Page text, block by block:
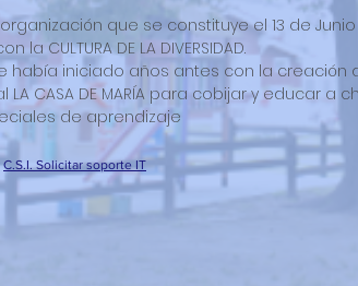
que se constituye el 13 de Junio
CULTURA DE LA DIVERSIDAD.
había iniciado años antes con la creación
LA CASA DE MARÍA para cobijar y educar a
de aprendizaje
C.S.I. Solicitar soporte IT